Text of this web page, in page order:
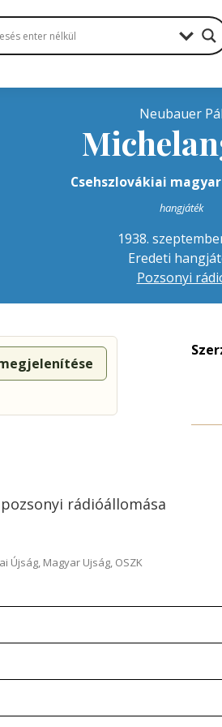
Neubauer Pál
Csehszlovákiai
hangjáték
1938.
Eredeti
Pozsonyi
rádióállomása
Újság, Magyar Ujság, OSZK